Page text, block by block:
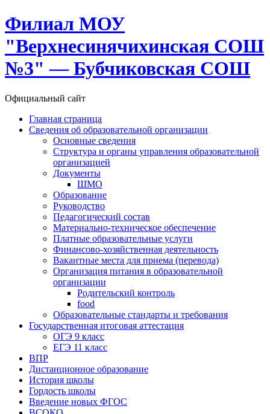
Филиал МОУ
"Верхнесинячихинская СОШ
№3" — Бубчиковская СОШ
Официальный сайт
Главная страница
Сведения об образовательной организации
Основные сведения
Структура и органы управления образовательной
организацией
Документы
ШМО
Образование
Руководство
Педагогический состав
Материально-техническое обеспечение
Платные образовательные услуги
Финансово-хозяйственная деятельность
Вакантные места для приема (перевода)
Организация питания в образовательной
организации
Родительский контроль
food
Образовательные стандарты и требования
Государственная итоговая аттестация
ОГЭ 9 класс
ЕГЭ 11 класс
ВПР
Дистанционное образование
История школы
Гордость школы
Введение новых ФГОС